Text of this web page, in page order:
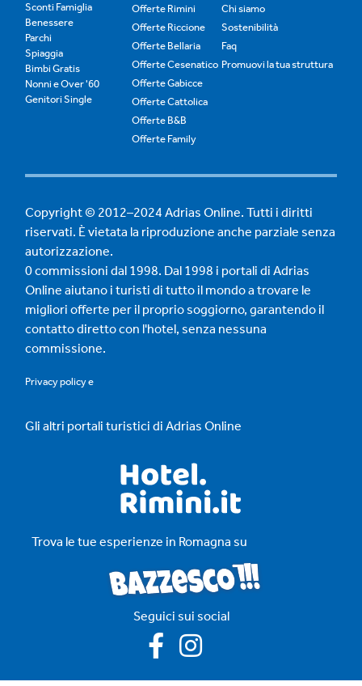
Sconti Famiglia
Benessere
Parchi
Spiaggia
Bimbi Gratis
Nonni e Over '60
Genitori Single
Offerte Rimini
Offerte Riccione
Offerte Bellaria
Offerte Cesenatico
Offerte Gabicce
Offerte Cattolica
Offerte B&B
Offerte Family
Chi siamo
Sostenibilità
Faq
Promuovi la tua struttura
Copyright © 2012–2024 Adrias Online. Tutti i diritti
riservati. È vietata la riproduzione anche parziale senza
autorizzazione.
0 commissioni dal 1998. Dal 1998 i portali di Adrias
Online aiutano i turisti di tutto il mondo a trovare le
migliori offerte per il proprio soggiorno, garantendo il
contatto diretto con l'hotel, senza nessuna
commissione.
Privacy policye
Gli altri portali turistici di Adrias Online
Trova le tue esperienze in Romagna su
Seguici sui social